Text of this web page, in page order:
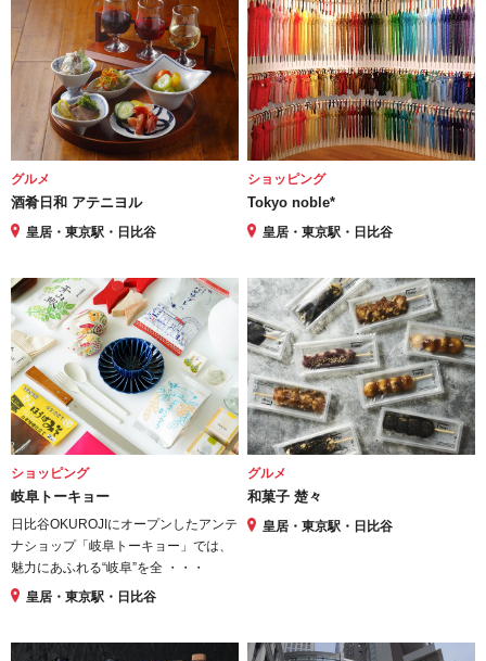
グルメ
酒肴日和 アテニヨル
皇居・東京駅・日比谷
ショッピング
Tokyo noble*
皇居・東京駅・日比谷
ショッピング
岐阜トーキョー
日比谷OKUROJIにオープンしたアンテ
ナショップ「岐阜トーキョー」では、
魅力にあふれる“岐阜”を全 ・・・
皇居・東京駅・日比谷
グルメ
和菓子 楚々
皇居・東京駅・日比谷